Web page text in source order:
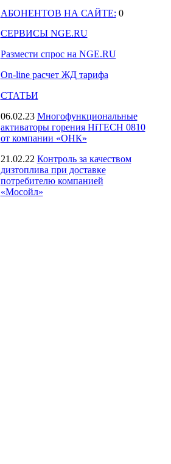
АБОНЕНТОВ НА САЙТЕ: 0
СЕРВИСЫ NGE.RU
Размести спрос на NGE.RU
On-line расчет ЖД тарифа
СТАТЬИ
06.02.23 Многофункциональные
активаторы горения HiTECH 0810
от компании «ОНК»
21.02.22 Контроль за качеством
дизтоплива при доставке
потребителю компанией
«Мосойл»